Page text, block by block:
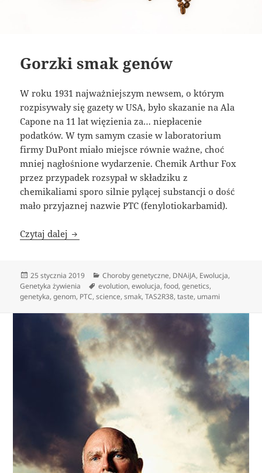
Gorzki smak genów
W roku 1931 najważniejszym newsem, o którym
rozpisywały się gazety w USA, było skazanie na Ala
Capone na 11 lat więzienia za… niepłacenie
podatków. W tym samym czasie w laboratorium
firmy DuPont miało miejsce równie ważne, choć
mniej nagłośnione wydarzenie. Chemik Arthur Fox
przez przypadek rozsypał w składziku z
chemikaliami sporo silnie pylącej substancji o dość
mało przyjaznej nazwie PTC (fenylotiokarbamid).
Czytaj dalej Gorzki smak genów
Data
publikacji
25 stycznia 2019 Kategorie
Choroby genetyczne, DNAiJA, Ewolucja,
Genetyka żywienia
Tagi
evolution,ewolucja,food,genetics,
genetyka,genom, PTC,science,smak,TAS2R38,taste, umami